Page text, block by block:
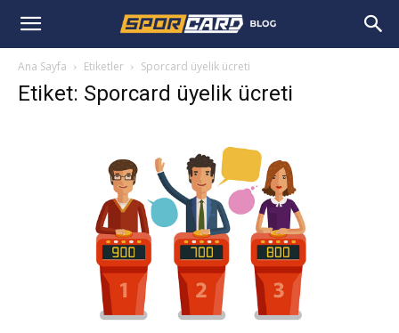
Ana Sayfa Etiketler Sporcard üyelik ücreti
Etiket: Sporcard üyelik ücreti